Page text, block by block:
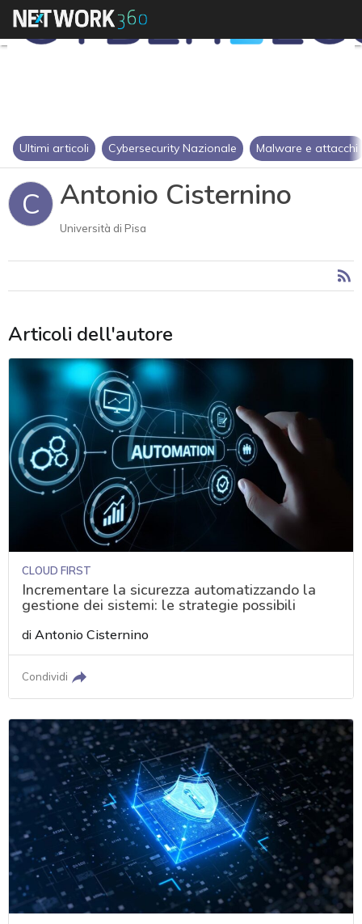
Ultimi articoli Cybersecurity Nazionale Malware e attacchi
C Antonio Cisternino
Università di Pisa
Articoli dell'autore
CLOUD FIRST
Incrementare la sicurezza automatizzando la
gestione dei sistemi: le strategie possibili
diAntonio Cisternino
Condividi